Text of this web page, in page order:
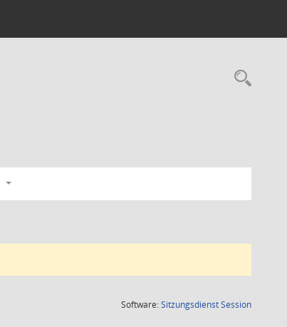
Software:SitzungsdienstSession(Wird in